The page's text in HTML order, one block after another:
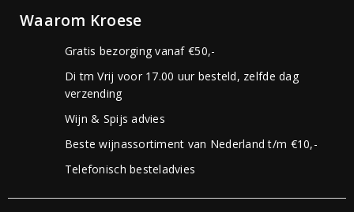
Waarom Kroese
Gratis bezorging vanaf €50,-
Di tm Vrij voor 17.00 uur besteld, zelfde dag
verzending
Wijn & Spijs advies
Beste wijnassortiment van Nederland t/m €10,-
Telefonisch besteladvies